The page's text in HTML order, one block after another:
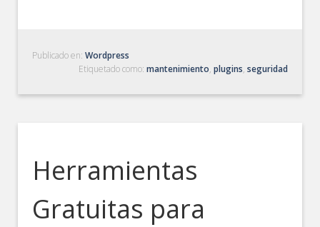
Publicado en:Wordpress
Etiquetado como: mantenimiento, plugins, seguridad
Herramientas
Gratuitas para